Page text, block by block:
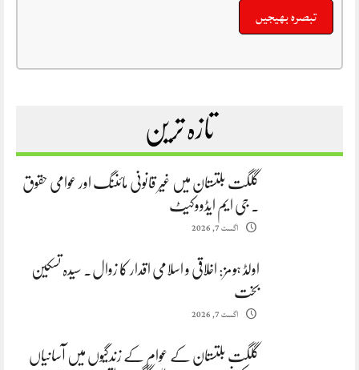
تازہ ترین
گلگت بلتستان میں غیر قانونی مائننگ اور عوامی حقوق
. جی ایم ایڈووکیٹ
اگست 7, 2026
اولڈ ہومز: اخلاقی و اسلامی اقدار کا زوال. سیدہ تسکین
بخت
اگست 7, 2026
گلگت بلتستان کے عوام کے زندگیوں میں آسانیاں